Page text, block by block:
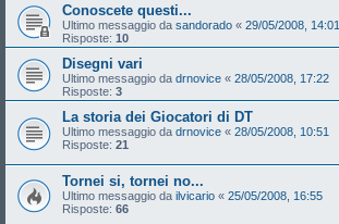
Conoscete questi...
Ultimo messaggio da sandorado « 29/05/2008, 14:01
Risposte: 10
Disegni vari
Ultimo messaggio da drnovice « 28/05/2008, 17:22
Risposte: 3
La storia dei Giocatori di DT
Ultimo messaggio da drnovice « 28/05/2008, 10:51
Risposte: 21
Tornei si, tornei no...
Ultimo messaggio da ilvicario « 25/05/2008, 16:55
Risposte: 66